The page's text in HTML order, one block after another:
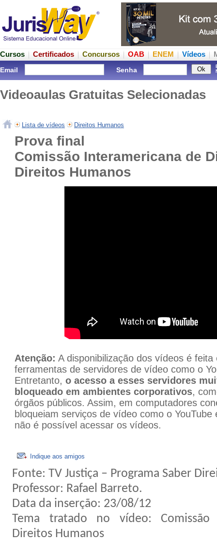
Cursos Certificados Concursos OAB ENEM Vídeos
Email Senha
Videoaulas Gratuitas Selecionadas
Lista de vídeos Direitos Humanos
Prova final
Comissão Interamericana de
Direitos Humanos
Atenção: A disponibilização dos vídeos é feita
ferramentas de servidores de vídeo como o
Entretanto, o acesso a esses servidores
bloqueado em ambientes corporativos,
órgãos públicos. Assim, em computadores
bloqueiam serviços de vídeo como o
não é possível acessar os vídeos.
Indique aos amigos
Fonte: TV Justiça – Programa Saber
Professor: Rafael Barreto.
Data da inserção: 23/08/12
Tema tratado no vídeo: Comissão
Direitos Humanos